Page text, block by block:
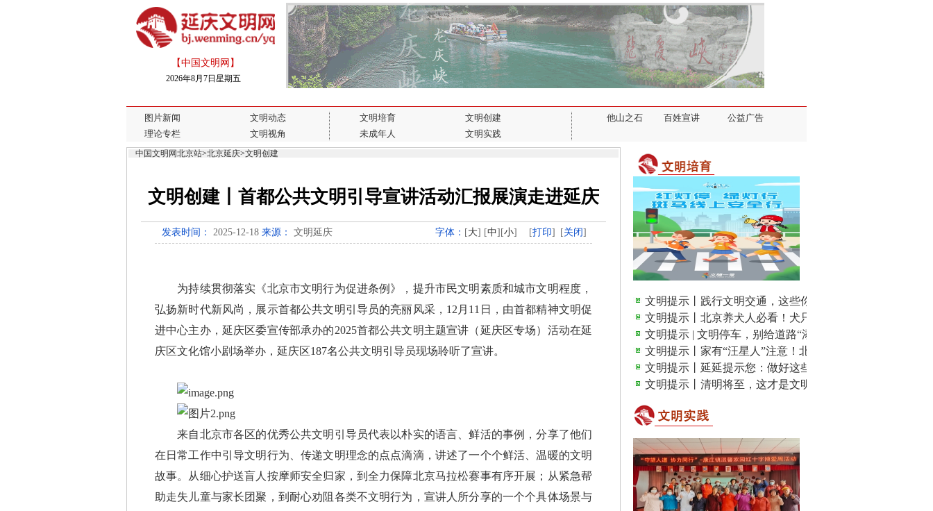
【中国文明网】
2026年8月7日星期五
图片新闻
文明动态
理论专栏
文明视角
文明培育
文明创建
未成年人
文明实践
他山之石 百姓宣讲 公益广告
中国文明网北京站>北京延庆>文明创建
文明创建丨首都公共文明引导宣讲活动汇报展演走进延庆
发表时间： 2025-12-18 来源： 文明延庆 字体： [大] [中][小] [打印] [关闭]
为持续贯彻落实《北京市文明行为促进条例》，提升市民文明素质和城市文明程度，
弘扬新时代新风尚，展示首都公共文明引导员的亮丽风采，12月11日，由首都精神文明促
进中心主办，延庆区委宣传部承办的2025首都公共文明主题宣讲（延庆区专场）活动在延
庆区文化馆小剧场举办，延庆区187名公共文明引导员现场聆听了宣讲。
来自北京市各区的优秀公共文明引导员代表以朴实的语言、鲜活的事例，分享了他们
在日常工作中引导文明行为、传递文明理念的点点滴滴，讲述了一个个鲜活、温暖的文明
故事。从细心护送盲人按摩师安全归家，到全力保障北京马拉松赛事有序开展；从紧急帮
助走失儿童与家长团聚，到耐心劝阻各类不文明行为，宣讲人所分享的一个个具体场景与
文明提示丨践行文明交通，这些你都做到了吗？
文明提示丨北京养犬人必看！犬只登记年检“掌上办”攻略...
文明提示 | 文明停车，别给道路“添堵”！
文明提示丨家有“汪星人”注意！北京养犬新规征求意见，...
文明提示丨延延提示您：做好这些，让文明看得见
文明提示丨清明将至，这才是文明祭祀的正确打开方式！